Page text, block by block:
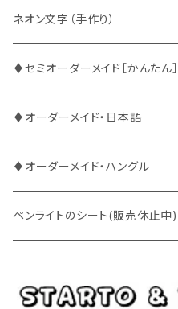
ATEEZ
BUDDiiS
DXTEEN
ENHYPEN
EXO
ASTRO
ATEEZ
BLANK2Y
BOYNEXTDOOR
BUDDiiS
ネオン文字（手作り）
ファンサ
CRAVITY
ENHYPEN
EXO
♦セミオーダーメイド［かんたん］
♦オーダーメイド・日本語
♦オーダーメイド・ハングル
ペンライトのシート(販売休止中)